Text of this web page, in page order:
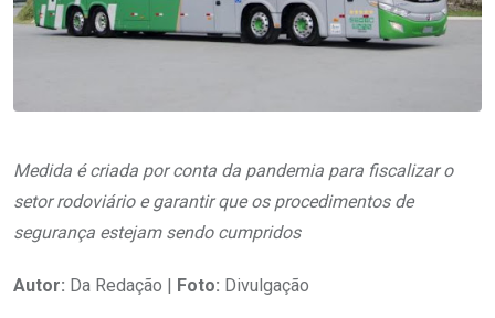
Medida é criada por conta da pandemia para fiscalizar o
setor rodoviário e garantir que os procedimentos de
segurança estejam sendo cumpridos
Autor: Da Redação | Foto: Divulgação